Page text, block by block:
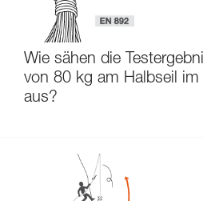
Wie sähen die
von 80 kg am Halbseil im
aus?